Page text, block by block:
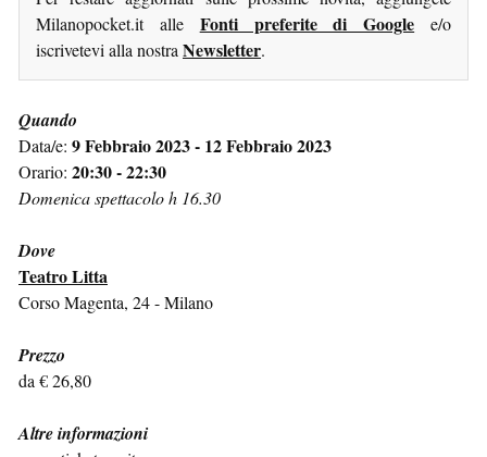
Milanopocket.it alle Fonti preferite di Google e/o
iscrivetevi alla nostra Newsletter.
Quando
Data/e: 9 Febbraio 2023 - 12 Febbraio 2023
Orario: 20:30 - 22:30
Domenica spettacolo h 16.30
Dove
Teatro Litta
Corso Magenta, 24 - Milano
Prezzo
da € 26,80
Altre informazioni